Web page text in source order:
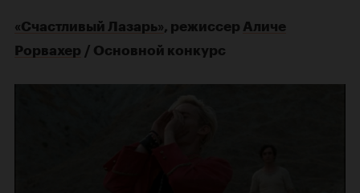
«Счастливый Лазарь», режиссер Аличе
Рорвахер / Основной конкурс